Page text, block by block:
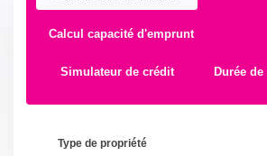
Calcul capacité d'emprunt
Simulateur de crédit Durée